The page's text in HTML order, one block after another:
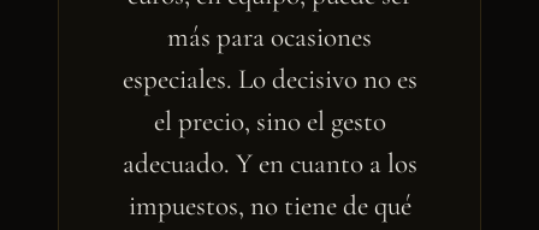
más para ocasiones
especiales. Lo decisivo no es
el precio, sino el gesto
adecuado. Y en cuanto a los
impuestos, no tiene de qué